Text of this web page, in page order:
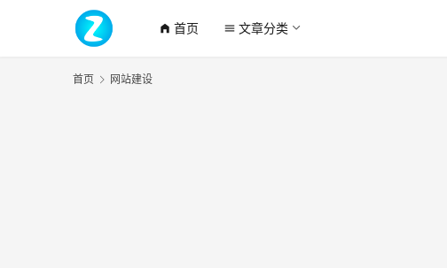
home_filled 首页 menu 文章分类
首页 网站建设